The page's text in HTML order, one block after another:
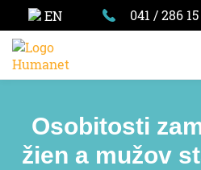
EN 041 / 286 15
Osobitosti
žien a mužov